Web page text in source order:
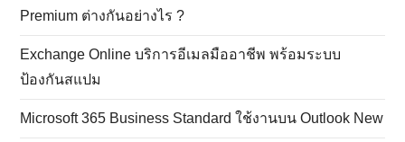
Premium ต่างกันอย่างไร ?
Exchange Online บริการอีเมลมืออาชีพ พร้อมระบบ
ป้องกันสแปม
Microsoft 365 Business Standard ใช้งานบน Outlook New